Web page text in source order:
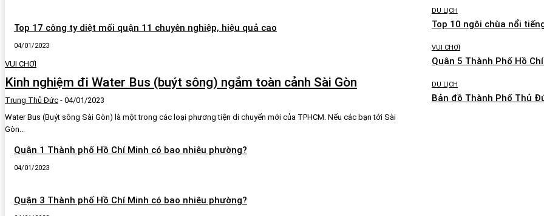
Top 17 công ty diệt mối quận 11 chuyên nghiệp, hiệu quả cao
04/01/2023
VUI CHƠI
Kinh nghiệm đi Water Bus (buýt sông) ngắm toàn cảnh Sài Gòn
Trung Thủ Đức - 04/01/2023
Water Bus (Buýt sông Sài Gòn) là một trong các loại phương tiện di chuyển mới của TPHCM. Nếu các bạn tới Sài
Gòn...
Quận 1 Thành phố Hồ Chí Minh có bao nhiêu phường?
04/01/2023
Quận 3 Thành phố Hồ Chí Minh có bao nhiêu phường?
DU LỊCH
Top 10 ngôi chùa nổi
VUI CHƠI
Quận 5 Thành Phố Hồ
DU LỊCH
Bản đồ Thành Phố Thủ